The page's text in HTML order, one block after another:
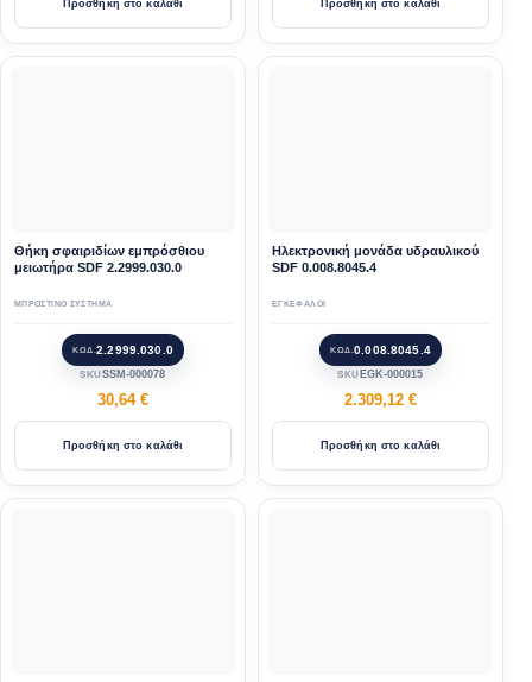
Προσθήκη στο καλάθι Προσθήκη στο καλάθι
Θήκη σφαιριδίων εμπρόσθιου
μειωτήρα SDF 2.2999.030.0
ΜΠΡΟΣΤΙΝΟ ΣΥΣΤΗΜΑ
ΚΩΔ.2.2999.030.0
SKUSSM-000078
30,64 €
Προσθήκη στο καλάθι
Ηλεκτρονική μονάδα υδραυλικού
SDF 0.008.8045.4
ΕΓΚΕΦΑΛΟΙ
ΚΩΔ.0.008.8045.4
SKU EGK-000015
2.309,12 €
Προσθήκη στο καλάθι